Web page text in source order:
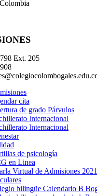
Ext. 205
cita
de grado Párvulos
Internacional
Internacional
de psicología
en Linea
Virtual de Admisiones
bilingüe Calendario B